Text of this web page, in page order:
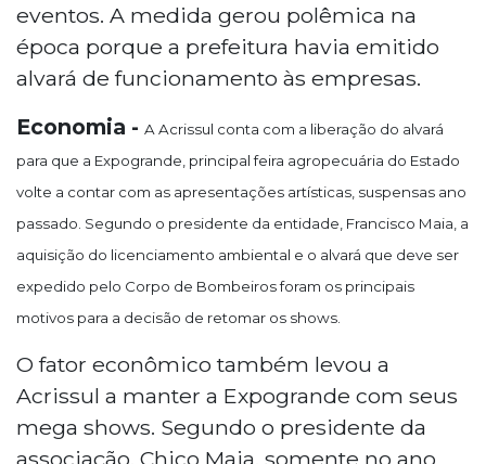
eventos. A medida gerou polêmica na
época porque a prefeitura havia emitido
alvará de funcionamento às empresas.
Economia - A Acrissul conta com a liberação do alvará
para que a Expogrande, principal feira agropecuária do Estado
volte a contar com as apresentações artísticas, suspensas ano
passado. Segundo o presidente da entidade, Francisco Maia, a
aquisição do licenciamento ambiental e o alvará que deve ser
expedido pelo Corpo de Bombeiros foram os principais
motivos para a decisão de retomar os shows.
O fator econômico também levou a
Acrissul a manter a Expogrande com seus
mega shows. Segundo o presidente da
associação, Chico Maia, somente no ano